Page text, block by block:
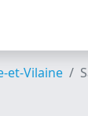
et-Vilaine